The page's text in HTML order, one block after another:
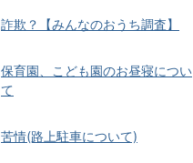
詐欺？【みんなのおうち調査】
保育園、こども園のお昼寝につい
て
苦情(路上駐車について)